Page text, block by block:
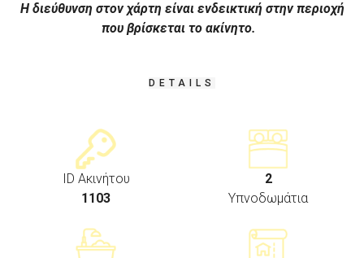
Η διεύθυνση στον χάρτη είναι ενδεικτική στην περιοχή
που βρίσκεται το ακίνητο.
DETAILS
ID Ακινήτου
1103
2
Υπνοδωμάτια